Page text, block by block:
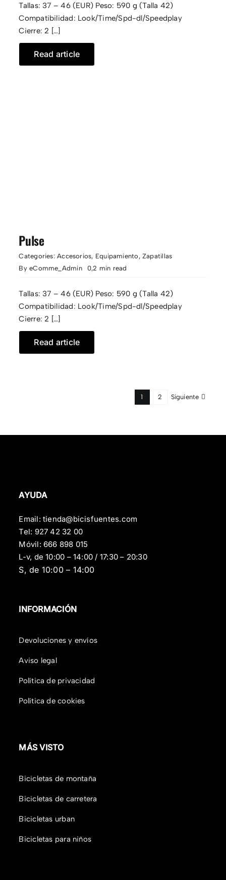
Tallas: 37 – 46 (EUR) Peso: 590 g (Talla 42)
Compatibilidad: Look/Time/Spd-dl/Speedplay
Cierre: 2 […]
Read article
Pulse
Categories:Accesorios, Equipamiento , Zapatillas
ByeComme_Admin 0,2 min read
Tallas: 37 – 46 (EUR) Peso: 590 g (Talla 42)
Compatibilidad: Look/Time/Spd-dl/Speedplay
Cierre: 2 […]
Read article
1 2 Siguiente
AYUDA
Email:tienda@bicisfuentes.com
Tel: 927 42 32 00
Móvil: 666 898 015
L-v, de 10:00 – 14:00 / 17:30 – 20:30
S, de 10:00 – 14:00
INFORMACIÓN
Devoluciones y envíos
Aviso legal
Política de privacidad
Política de cookies
MÁS VISTO
Bicicletas de montaña
Bicicletas de carretera
Bicicletas urban
Bicicletas para niños